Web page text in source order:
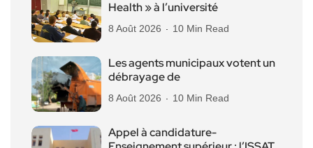
Health » à l’université
8 Août 2026 10 Min Read
Les agents municipaux votent un
débrayage de
8 Août 2026 10 Min Read
Appel à candidature-